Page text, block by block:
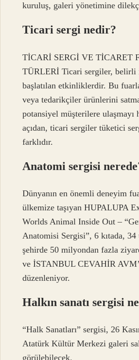
kuruluş, galeri yönetimine
Ticari sergi nedir?
TİCARİ SERGİ VE TİCARET
TÜRLERİ Ticari sergiler, belirli
başlatılan etkinliklerdir. Bu
veya tedarikçiler ürünlerini
potansiyel müşterilere ulaşmayı
açıdan, ticari sergiler tüketici
farklıdır.
Anatomi sergisi
Dünyanın en önemli deneyim
ülkemize taşıyan HUPALUPA
Worlds Animal Inside Out –
Anatomisi Sergisi”, 6 kıtada,
şehirde 50 milyondan fazla
ve İSTANBUL CEVAHİR
düzenleniyor.
Halkın sanatı sergisi
“Halk Sanatları” sergisi, 26
Atatürk Kültür Merkezi galeri
görülebilecek.